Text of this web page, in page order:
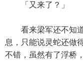
「又来了？」
看来梁军还不知道
息，只能说灵蛇还做
不错，虽然有了浮桥